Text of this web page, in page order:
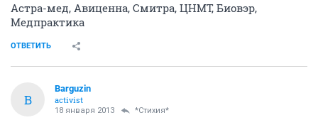
Астра-мед, Авиценна, Смитра, ЦНМТ, Биовэр,
Медпрактика
ОТВЕТИТЬ
B
Barguzin
activist
18 января 2013 *Стихия*